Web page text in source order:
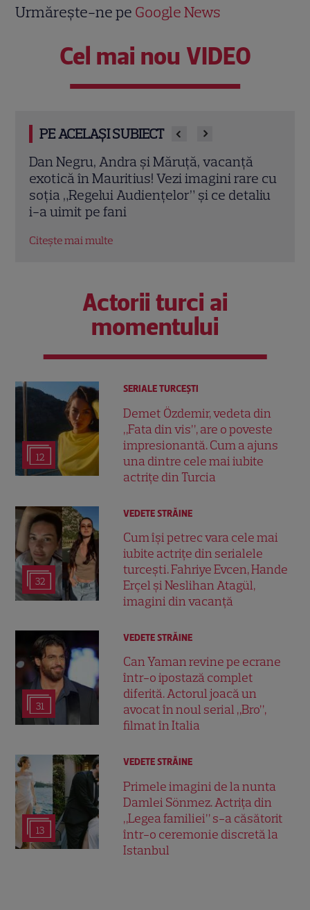
Urmărește-ne pe Google News
Cel mai nou VIDEO
PE ACELAȘI SUBIECT
Dan Negru rupe tăcerea despre zvonurile
unei reveniri la Antena 1. Ce spune
despre o emisiune cu Denise Rifai
Actorii turci ai
momentului
12
SERIALE TURCEŞTI
Demet Özdemir, vedeta din
„Fata din vis”, are o poveste
impresionantă. Cum a ajuns
una dintre cele mai iubite
actrițe din Turcia
32
VEDETE STRĂINE
Cum își petrec vara cele mai
iubite actrițe din serialele
turcești. Fahriye Evcen, Hande
Erçel și Neslihan Atagül,
imagini din vacanță
31
VEDETE STRĂINE
Can Yaman revine pe ecrane
într-o ipostază complet
diferită. Actorul joacă un
avocat în noul serial „Bro”,
filmat în Italia
13
VEDETE STRĂINE
Primele imagini de la nunta
Damlei Sönmez. Actrița din
„Legea familiei” s-a căsătorit
într-o ceremonie discretă la
Istanbul